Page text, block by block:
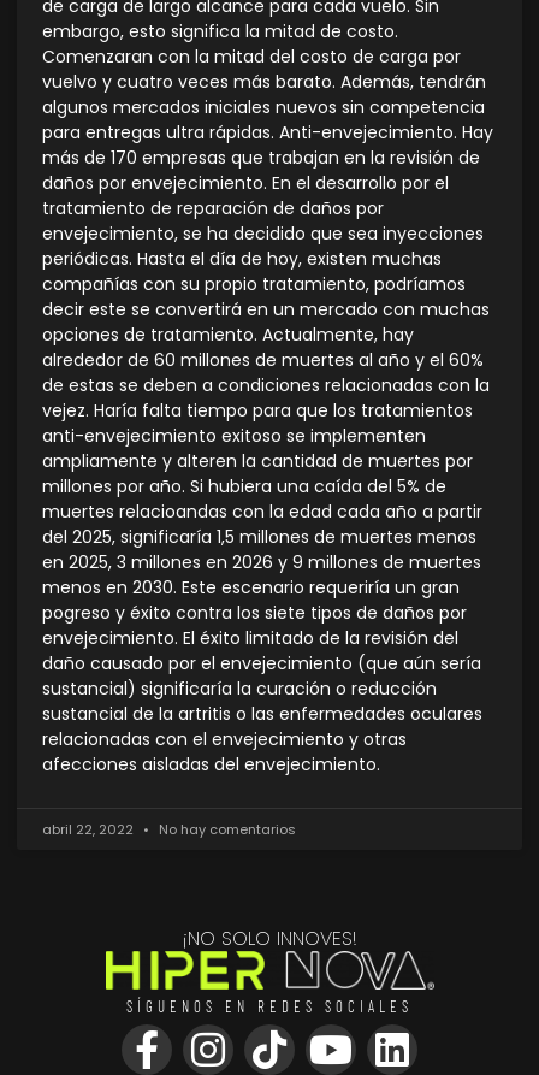
de carga de largo alcance para cada vuelo. Sin
embargo, esto significa la mitad de costo.
Comenzaran con la mitad del costo de carga por
vuelvo y cuatro veces más barato. Además, tendrán
algunos mercados iniciales nuevos sin competencia
para entregas ultra rápidas. Anti-envejecimiento. Hay
más de 170 empresas que trabajan en la revisión de
daños por envejecimiento. En el desarrollo por el
tratamiento de reparación de daños por
envejecimiento, se ha decidido que sea inyecciones
periódicas. Hasta el día de hoy, existen muchas
compañías con su propio tratamiento, podríamos
decir este se convertirá en un mercado con muchas
opciones de tratamiento. Actualmente, hay
alrededor de 60 millones de muertes al año y el 60%
de estas se deben a condiciones relacionadas con la
vejez. Haría falta tiempo para que los tratamientos
anti-envejecimiento exitoso se implementen
ampliamente y alteren la cantidad de muertes por
millones por año. Si hubiera una caída del 5% de
muertes relacioandas con la edad cada año a partir
del 2025, significaría 1,5 millones de muertes menos
en 2025, 3 millones en 2026 y 9 millones de muertes
menos en 2030. Este escenario requeriría un gran
pogreso y éxito contra los siete tipos de daños por
envejecimiento. El éxito limitado de la revisión del
daño causado por el envejecimiento (que aún sería
sustancial) significaría la curación o reducción
sustancial de la artritis o las enfermedades oculares
relacionadas con el envejecimiento y otras
afecciones aisladas del envejecimiento.
abril 22, 2022 No hay comentarios
¡NO SOLO INNOVES!
SÍGUENOS EN REDES SOCIALES